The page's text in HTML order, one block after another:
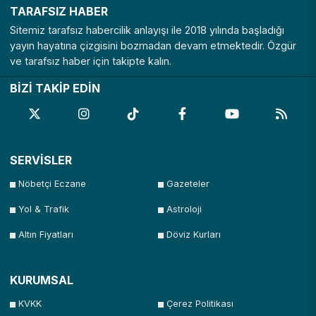
TARAFSIZ HABER
Sitemiz tarafsız habercilik anlayışı ile 2018 yılında başladığı
yayın hayatına çizgisini bozmadan devam etmektedir. Özgür
ve tarafsız haber için takipte kalın.
BİZİ TAKİP EDİN
SERVİSLER
Nöbetçi Eczane Gazeteler
Yol & Trafik Astroloji
Altın Fiyatları Döviz Kurları
KURUMSAL
KVKK Çerez Politikası